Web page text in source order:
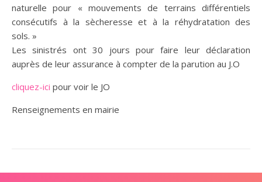
naturelle pour « mouvements de terrains différentiels
consécutifs à la sècheresse et à la réhydratation des
sols. »
Les sinistrés ont 30 jours pour faire leur déclaration
auprès de leur assurance à compter de la parution au J.O
cliquez-ici pour voir le JO
Renseignements en mairie